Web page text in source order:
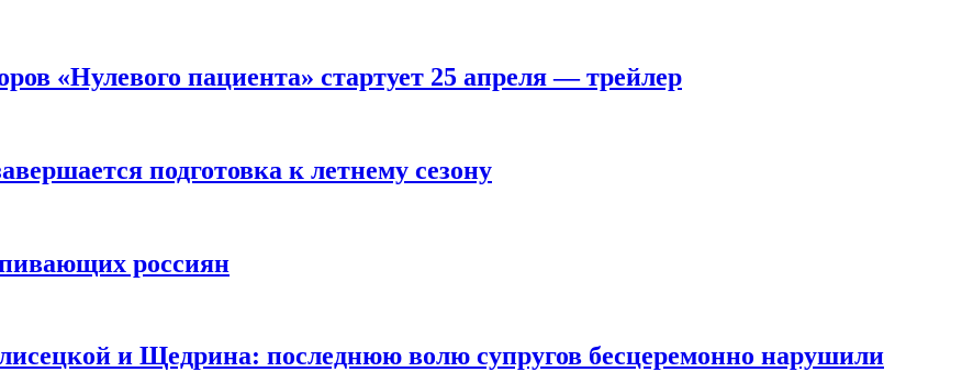
«Нулевого пациента» стартует 25 апреля — трейлер
подготовка к летнему сезону
россиян
и Щедрина: последнюю волю супругов бесцеремонно нарушили